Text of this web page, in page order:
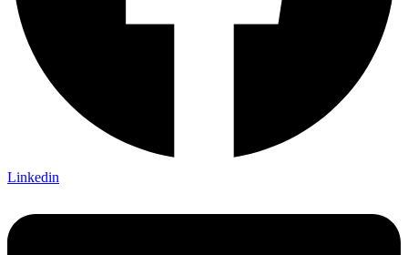
Linkedin